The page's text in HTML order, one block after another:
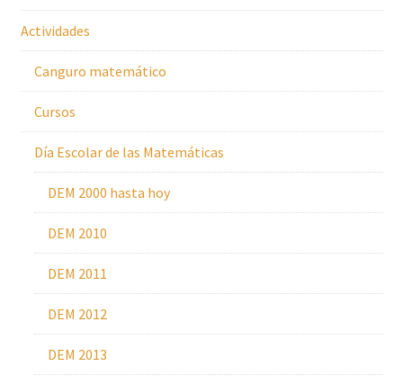
Actividades
Canguro matemático
Cursos
Día Escolar de las Matemáticas
DEM 2000 hasta hoy
DEM 2010
DEM 2011
DEM 2012
DEM 2013